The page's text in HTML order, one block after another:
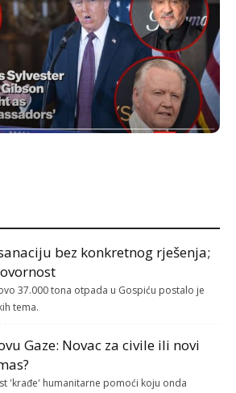
bez konkretnog rješenja;
37.000 tona otpada u Gospiću postalo je
tema.
Gaze: Novac za civile ili novi
'krađe' humanitarne pomoći koju onda